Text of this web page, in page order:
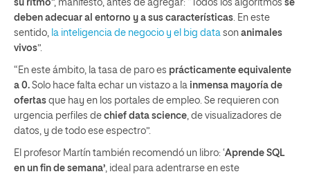
su ritmo”, manifestó, antes de agregar: “Todos los algoritmos se
deben adecuar al entorno y a sus características. En este
sentido, la inteligencia de negocio y el big data son animales
vivos”.
“En este ámbito, la tasa de paro es prácticamente equivalente
a 0. Solo hace falta echar un vistazo a la inmensa mayoría de
ofertas que hay en los portales de empleo. Se requieren con
urgencia perfiles de chief data science, de visualizadores de
datos, y de todo ese espectro”.
El profesor Martín también recomendó un libro: ‘Aprende SQL
en un fin de semana’, ideal para adentrarse en este